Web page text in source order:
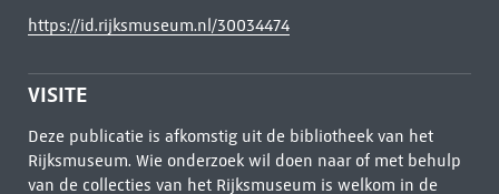
https://id.rijksmuseum.nl/30034474
VISITE
Deze publicatie is afkomstig uit de bibliotheek van het
Rijksmuseum. Wie onderzoek wil doen naar of met behulp
van de collecties van het Rijksmuseum is welkom in de